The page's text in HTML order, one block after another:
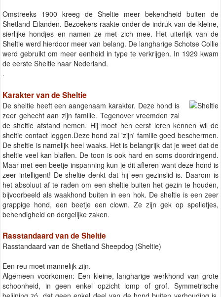
Omstreeks 1900 kreeg de Sheltie meer bekendheid buiten de
Shetland Eilanden. Bezoekers raakte onder de indruk van de kleine,
sierlijke hondjes en namen ze met zich mee. Het uiterlijk van de
Sheltie werd hierdoor meer van belang. De langharige Schotse Collie
werd gebruikt om meer eenheid in type te verkrijgen. In 1929 kwam
de eerste Sheltie naar Nederland.
.
Karakter van de Sheltie
De sheltie heeft een aangenaam karakter. Deze hond is
zeer gehecht aan zijn familie. Tegenover vreemden zal
de sheltie afstand nemen. Hij moet hen eerst leren kennen wil de
sheltie contact leggen.Deze hond zal 'zijn' familie goed beschermen.
De sheltie is namelijk heel waaks. Het is belangrijk dat je weet dat de
sheltie veel kan blaffen. De toon is ook hard en soms doordringend.
Maar met een beetje inspanning kun je dit afleren want deze hond is
zeer intelligent! De sheltie denkt dat hij een gezinslid is. Daarom is
het absoluut af te raden om een sheltie buiten het gezin te houden,
bijvoorbeeld als waakhond buiten in een hok. De sheltie is een zeer
grappige hond, een beetje een clown. Ze zijn gek op spelletjes,
behendigheid en dergelijke zaken.
Rasstandaard van de Sheltie
Rasstandaard van de Shetland Sheepdog (Sheltie)
Een reu moet mannelijk zijn.
Algemeen voorkomen: Een kleine, langharige werkhond van grote
schoonheid, in geen enkel opzicht lomp of grof. Symmetrische